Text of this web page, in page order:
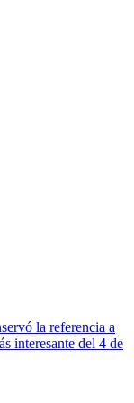
la referencia a
interesante del 4 de